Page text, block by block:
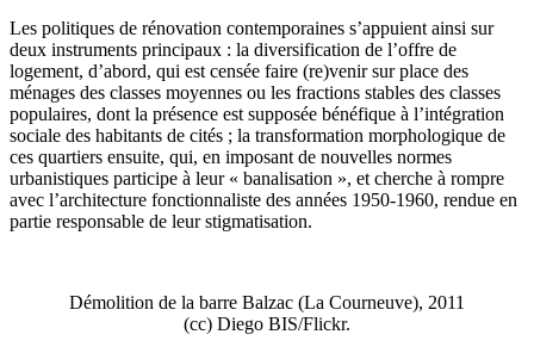
Les politiques de rénovation contemporaines s’appuient ainsi sur
deux instruments principaux : la diversification de l’offre de
logement, d’abord, qui est censée faire (re)venir sur place des
ménages des classes moyennes ou les fractions stables des classes
populaires, dont la présence est supposée bénéfique à l’intégration
sociale des habitants de cités ; la transformation morphologique de
ces quartiers ensuite, qui, en imposant de nouvelles normes
urbanistiques participe à leur « banalisation », et cherche à rompre
avec l’architecture fonctionnaliste des années 1950-1960, rendue en
partie responsable de leur stigmatisation.
Démolition de la barre Balzac (La Courneuve), 2011
(cc) Diego BIS/Flickr.